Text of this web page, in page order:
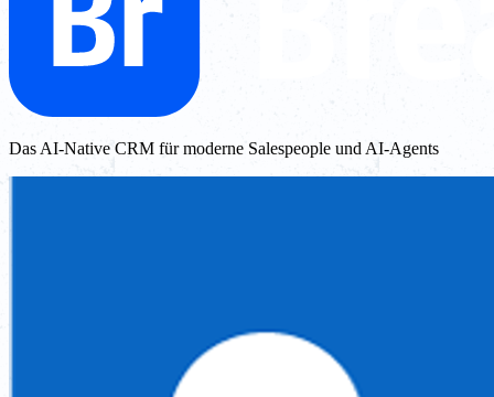
Das AI-Native CRM für moderne Salespeople und AI-Agents